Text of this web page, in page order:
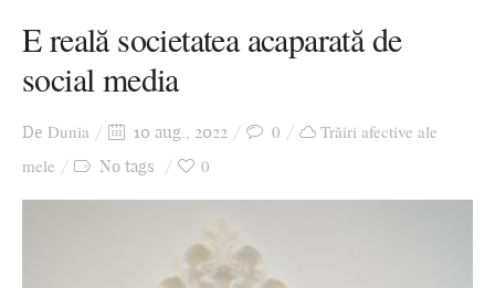
Stari afective
Zice Dunia
Cursuri povestite
E reală societatea acaparată de
social media
De Dunia 10 aug., 2022 0
Trăiri afective ale
mele
No tags 0